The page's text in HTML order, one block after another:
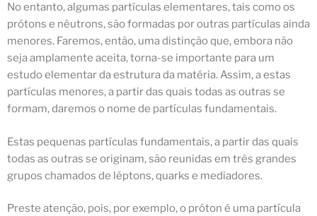
No entanto, algumas partículas elementares, tais como os
prótons e nêutrons, são formadas por outras partículas ainda
menores. Faremos, então, uma distinção que, embora não
seja amplamente aceita, torna-se importante para um
estudo elementar da estrutura da matéria. Assim, a estas
partículas menores, a partir das quais todas as outras se
formam, daremos o nome de partículas fundamentais.
Estas pequenas partículas fundamentais, a partir das quais
todas as outras se originam, são reunidas em três grandes
grupos chamados de léptons, quarks e mediadores.
Preste atenção, pois, por exemplo, o próton é uma partícula